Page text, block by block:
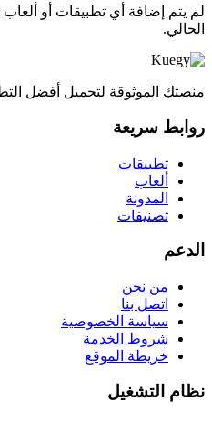
لم يتم إضافة أي تطبيقات أو
الحالي.
منصتك الموثوقة لتحميل أفضل
روابط سريعة
تطبيقات
ألعاب
المدونة
تصنيفات
الدعم
من نحن
اتصل بنا
سياسة الخصوصية
شروط الخدمة
خريطة الموقع
نظام التشغيل